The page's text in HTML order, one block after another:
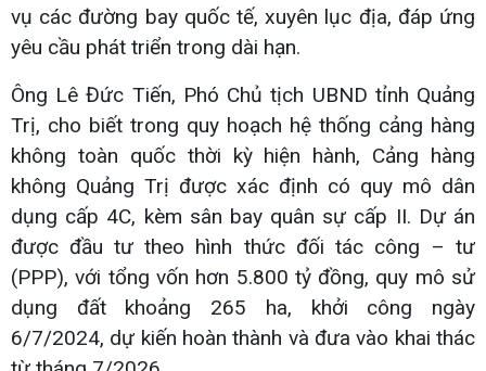
vụ các đường bay quốc tế, xuyên lục địa, đáp ứng
yêu cầu phát triển trong dài hạn.
Ông Lê Đức Tiến, Phó Chủ tịch UBND tỉnh Quảng
Trị, cho biết trong quy hoạch hệ thống cảng hàng
không toàn quốc thời kỳ hiện hành, Cảng hàng
không Quảng Trị được xác định có quy mô dân
dụng cấp 4C, kèm sân bay quân sự cấp II. Dự án
được đầu tư theo hình thức đối tác công – tư
(PPP), với tổng vốn hơn 5.800 tỷ đồng, quy mô sử
dụng đất khoảng 265 ha, khởi công ngày
6/7/2024, dự kiến hoàn thành và đưa vào khai thác